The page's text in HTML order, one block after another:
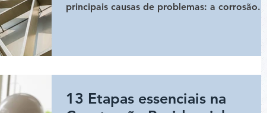
principais causas de problemas: a corrosão.
13 Etapas essenciais na